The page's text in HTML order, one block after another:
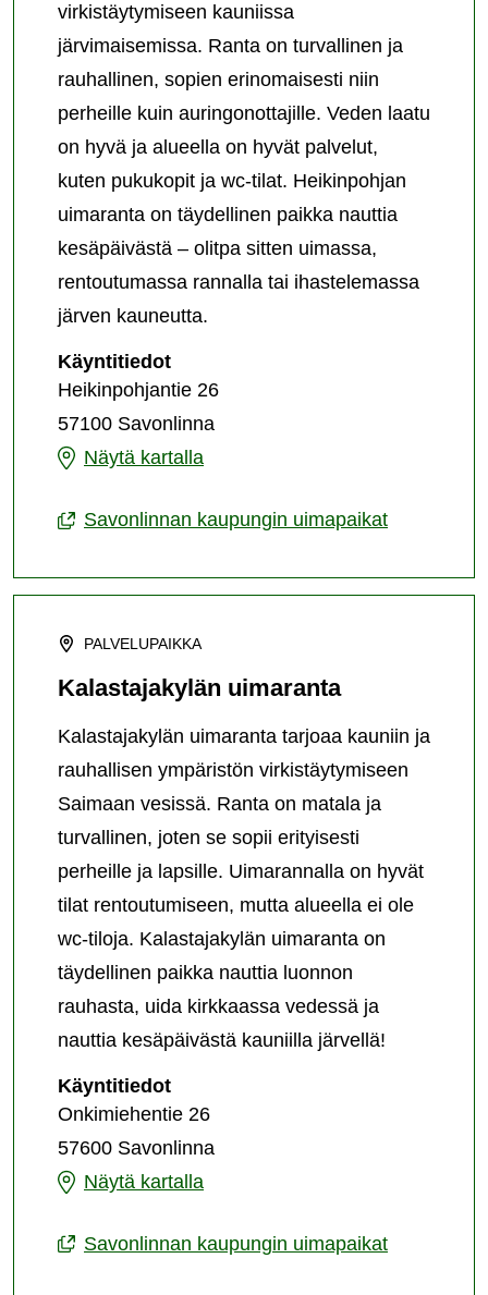
virkistäytymiseen kauniissa
järvimaisemissa. Ranta on turvallinen ja
rauhallinen, sopien erinomaisesti niin
perheille kuin auringonottajille. Veden laatu
on hyvä ja alueella on hyvät palvelut,
kuten pukukopit ja wc-tilat. Heikinpohjan
uimaranta on täydellinen paikka nauttia
kesäpäivästä – olitpa sitten uimassa,
rentoutumassa rannalla tai ihastelemassa
järven kauneutta.
KäyntitiedotHeikinpohjan
uimaranta
Heikinpohjantie 26
57100 Savonlinna
Näytä kartalla
Heikinpohjan
Savonlinnan kaupungin uimapaikat
PALVELUPAIKKA
Kalastajakylän uimaranta
Kalastajakylän uimaranta tarjoaa kauniin ja
rauhallisen ympäristön virkistäytymiseen
Saimaan vesissä. Ranta on matala ja
turvallinen, joten se sopii erityisesti
perheille ja lapsille. Uimarannalla on hyvät
tilat rentoutumiseen, mutta alueella ei ole
wc-tiloja. Kalastajakylän uimaranta on
täydellinen paikka nauttia luonnon
rauhasta, uida kirkkaassa vedessä ja
nauttia kesäpäivästä kauniilla järvellä!
KäyntitiedotKalastajakylän
uimaranta
Onkimiehentie 26
57600 Savonlinna
Näytä kartalla
Kalastajakylän
Savonlinnan kaupungin uimapaikat